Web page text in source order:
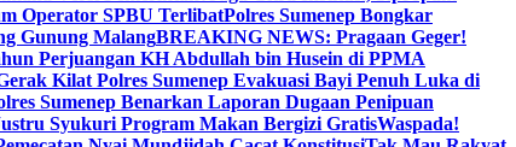
Operator SPBU TerlibatPolres Sumenep Bongkar
Gunung MalangBREAKING NEWS: Pragaan Geger!
Perjuangan KH Abdullah bin Husein di PPMA
Kilat Polres Sumenep Evakuasi Bayi Penuh Luka di
Sumenep Benarkan Laporan Dugaan Penipuan
Syukuri Program Makan Bergizi GratisWaspada!